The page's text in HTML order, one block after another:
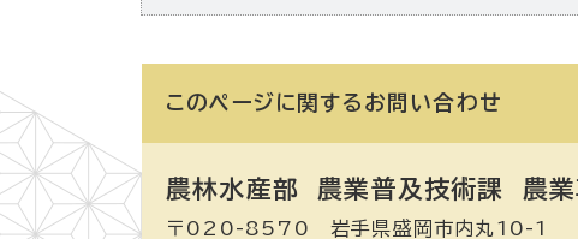
このページに関する お問い合わせ
農林水産部 農業普及技術課 農業
〒020-8570 岩手県盛岡市内丸10-1